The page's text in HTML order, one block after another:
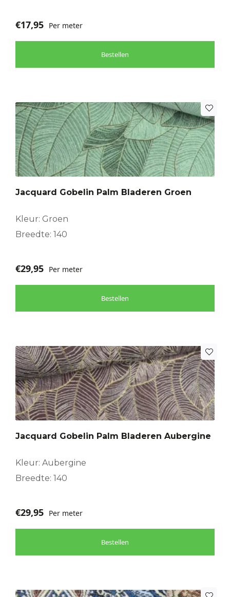
€17,95 Per meter
Bestellen
Jacquard Gobelin Palm Bladeren Groen
Kleur: Groen
Breedte: 140
€29,95 Per meter
Bestellen
Jacquard Gobelin Palm Bladeren Aubergine
Kleur: Aubergine
Breedte: 140
€29,95 Per meter
Bestellen